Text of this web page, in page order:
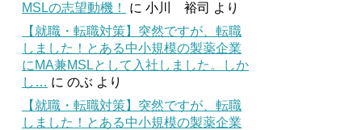
MSLの志望動機！
に 小川 裕司 より
【就職・転職対策】突然ですが、転職
しました！とある中小規模の製薬企業
にMA兼MSLとして入社しました。しか
し… に のぶ より
【就職・転職対策】突然ですが、転職
しました！とある中小規模の製薬企業